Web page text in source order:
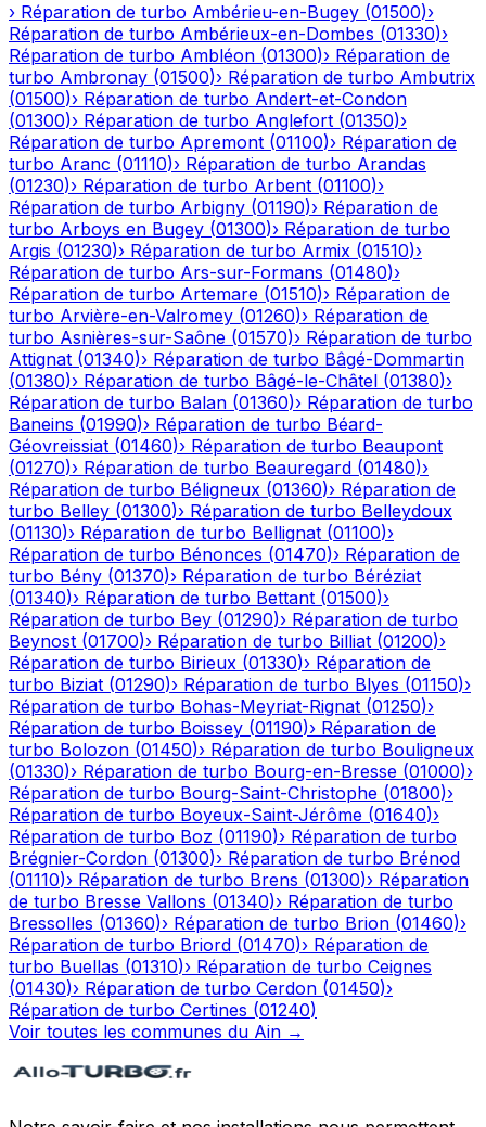
› Réparation de turbo Ambérieu-en-Bugey (01500)›
Réparation de turbo Ambérieux-en-Dombes (01330)›
Réparation de turbo Ambléon (01300)› Réparation de
turbo Ambronay (01500)› Réparation de turbo Ambutrix
(01500)› Réparation de turbo Andert-et-Condon
(01300)› Réparation de turbo Anglefort (01350)›
Réparation de turbo Apremont (01100)› Réparation de
turbo Aranc (01110)› Réparation de turbo Arandas
(01230)› Réparation de turbo Arbent (01100)›
Réparation de turbo Arbigny (01190)› Réparation de
turbo Arboys en Bugey (01300)› Réparation de turbo
Argis (01230)› Réparation de turbo Armix (01510)›
Réparation de turbo Ars-sur-Formans (01480)›
Réparation de turbo Artemare (01510)› Réparation de
turbo Arvière-en-Valromey (01260)› Réparation de
turbo Asnières-sur-Saône (01570)› Réparation de turbo
Attignat (01340)› Réparation de turbo Bâgé-Dommartin
(01380)› Réparation de turbo Bâgé-le-Châtel (01380)›
Réparation de turbo Balan (01360)› Réparation de turbo
Baneins (01990)› Réparation de turbo Béard-
Géovreissiat (01460)› Réparation de turbo Beaupont
(01270)› Réparation de turbo Beauregard (01480)›
Réparation de turbo Béligneux (01360)› Réparation de
turbo Belley (01300)› Réparation de turbo Belleydoux
(01130)› Réparation de turbo Bellignat (01100)›
Réparation de turbo Bénonces (01470)› Réparation de
turbo Bény (01370)› Réparation de turbo Béréziat
(01340)› Réparation de turbo Bettant (01500)›
Réparation de turbo Bey (01290)› Réparation de turbo
Beynost (01700)› Réparation de turbo Billiat (01200)›
Réparation de turbo Birieux (01330)› Réparation de
turbo Biziat (01290)› Réparation de turbo Blyes (01150)›
Réparation de turbo Bohas-Meyriat-Rignat (01250)›
Réparation de turbo Boissey (01190)› Réparation de
turbo Bolozon (01450)› Réparation de turbo Bouligneux
(01330)› Réparation de turbo Bourg-en-Bresse (01000)›
Réparation de turbo Bourg-Saint-Christophe (01800)›
Réparation de turbo Boyeux-Saint-Jérôme (01640)›
Réparation de turbo Boz (01190)› Réparation de turbo
Brégnier-Cordon (01300)› Réparation de turbo Brénod
(01110)› Réparation de turbo Brens (01300)› Réparation
de turbo Bresse Vallons (01340)› Réparation de turbo
Bressolles (01360)› Réparation de turbo Brion (01460)›
Réparation de turbo Briord (01470)› Réparation de
turbo Buellas (01310)› Réparation de turbo Ceignes
(01430)› Réparation de turbo Cerdon (01450)›
Réparation de turbo Certines (01240)
Voir toutes les communes du Ain →